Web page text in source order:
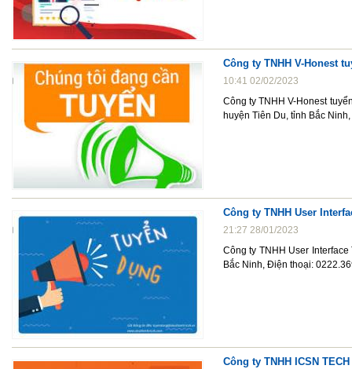
Công ty TNHH V-Honest
10:41 02/02/2023
Công ty TNHH V-Honest
huyện Tiên Du, tỉnh Bắc
Công ty TNHH User
21:27 28/01/2023
Công ty TNHH User
Bắc Ninh, Điện thoại:
Công ty TNHH ICSN